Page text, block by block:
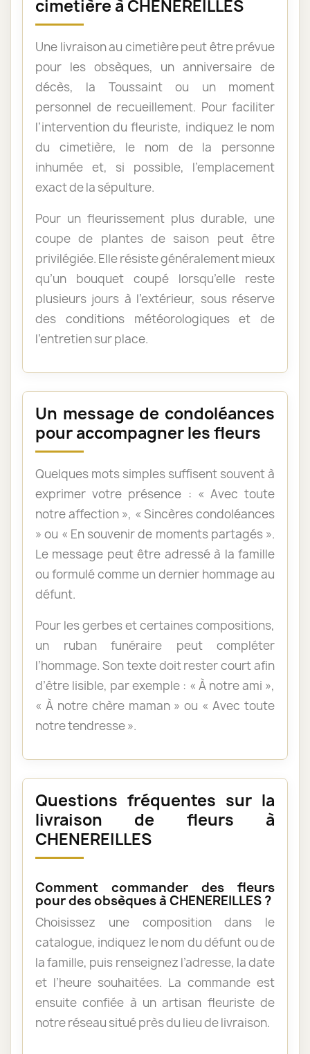
cimetière à CHENEREILLES
Une livraison au cimetière peut être prévue
pour les obsèques, un anniversaire de
décès, la Toussaint ou un moment
personnel de recueillement. Pour faciliter
l’intervention du fleuriste, indiquez le nom
du cimetière, le nom de la personne
inhumée et, si possible, l’emplacement
exact de la sépulture.
Pour un fleurissement plus durable, une
coupe de plantes de saison peut être
privilégiée. Elle résiste généralement mieux
qu’un bouquet coupé lorsqu’elle reste
plusieurs jours à l’extérieur, sous réserve
des conditions météorologiques et de
l’entretien sur place.
Un message de condoléances
pour accompagner les fleurs
Quelques mots simples suffisent souvent à
exprimer votre présence : « Avec toute
notre affection », « Sincères condoléances
» ou « En souvenir de moments partagés ».
Le message peut être adressé à la famille
ou formulé comme un dernier hommage au
défunt.
Pour les gerbes et certaines compositions,
un ruban funéraire peut compléter
l’hommage. Son texte doit rester court afin
d’être lisible, par exemple : « À notre ami »,
« À notre chère maman » ou « Avec toute
notre tendresse ».
Questions fréquentes sur la
livraison de fleurs à
CHENEREILLES
Comment commander des fleurs
pour des obsèques à CHENEREILLES ?
Choisissez une composition dans le
catalogue, indiquez le nom du défunt ou de
la famille, puis renseignez l’adresse, la date
et l’heure souhaitées. La commande est
ensuite confiée à un artisan fleuriste de
notre réseau situé près du lieu de livraison.